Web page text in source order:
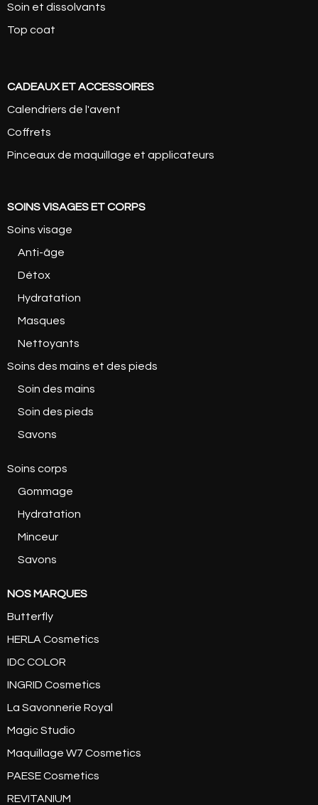
Soin et dissolvants
Top coat
CADEAUX ET ACCESSOIRES
Calendriers de l'avent
Coffrets
Pinceaux de maquillage et applicateurs
SOINS VISAGES ET CORPS
Soins visage
Anti-âge
Détox
Hydratation
Masques
Nettoyants
Soins des mains et des pieds
Soin des mains
Soin des pieds
Savons
Soins corps
Gommage
Hydratation
Minceur
Savons
NOS MARQUES
Butterfly
HERLA Cosmetics
IDC COLOR
INGRID Cosmetics
La Savonnerie Royal
Magic Studio
Maquillage W7 Cosmetics
PAESE Cosmetics
REVITANIUM